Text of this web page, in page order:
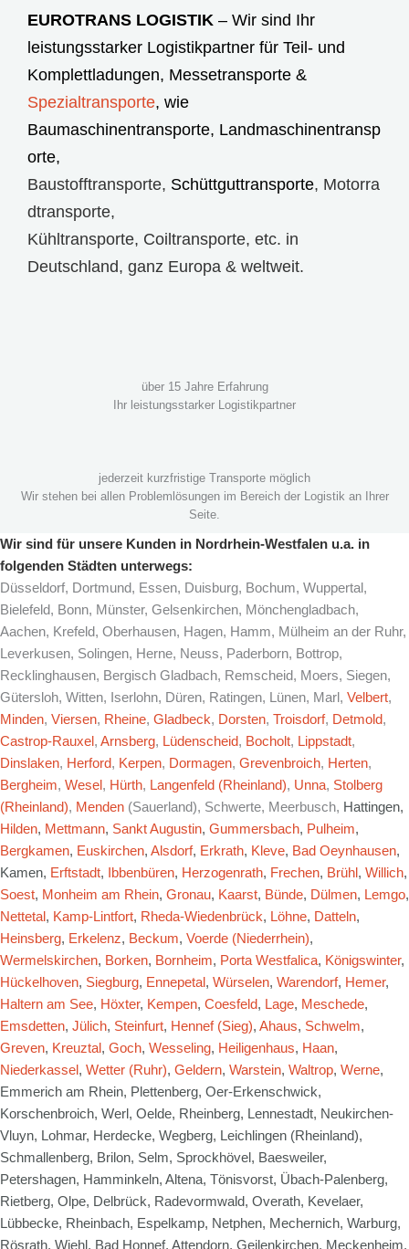
EUROTRANS LOGISTIK – Wir sind Ihr
leistungsstarker Logistikpartner für Teil- und
Komplettladungen, Messetransporte &
Spezialtransporte, wie
Baumaschinentransporte, Landmaschinentransp
orte,
Baustofftransporte, Schüttguttransporte, Motorra
dtransporte,
Kühltransporte, Coiltransporte, etc. in
Deutschland, ganz Europa & weltweit.
über 15 Jahre Erfahrung
Ihr leistungsstarker Logistikpartner
jederzeit kurzfristige Transporte möglich
Wir stehen bei allen Problemlösungen im Bereich der Logistik an Ihrer
Seite.
Wir sind für unsere Kunden in Nordrhein-Westfalen u.a. in
folgenden Städten unterwegs:
Düsseldorf, Dortmund, Essen, Duisburg, Bochum, Wuppertal,
Bielefeld, Bonn, Münster, Gelsenkirchen, Mönchengladbach,
Aachen, Krefeld, Oberhausen, Hagen, Hamm, Mülheim an der Ruhr,
Leverkusen, Solingen, Herne, Neuss, Paderborn, Bottrop,
Recklinghausen, Bergisch Gladbach, Remscheid, Moers, Siegen,
Gütersloh, Witten, Iserlohn, Düren, Ratingen, Lünen, Marl, Velbert,
Minden, Viersen, Rheine, Gladbeck, Dorsten, Troisdorf, Detmold,
Castrop-Rauxel , Arnsberg, Lüdenscheid, Bocholt, Lippstadt,
Dinslaken, Herford, Kerpen, Dormagen, Grevenbroich, Herten,
Bergheim, Wesel , Hürth, Langenfeld (Rheinland), Unna, Stolberg
(Rheinland), Menden (Sauerland), Schwerte, Meerbusch, Hattingen,
Hilden, Mettmann, Sankt Augustin, Gummersbach, Pulheim,
Bergkamen, Euskirchen, Alsdorf, Erkrath, Kleve, Bad Oeynhausen,
Kamen, Erftstadt, Ibbenbüren, Herzogenrath, Frechen, Brühl , Willich,
Soest, Monheim am Rhein, Gronau, Kaarst, Bünde, Dülmen, Lemgo,
Nettetal , Kamp-Lintfort, Rheda-Wiedenbrück, Löhne, Datteln,
Heinsberg, Erkelenz, Beckum, Voerde (Niederrhein),
Wermelskirchen, Borken, Bornheim, Porta Westfalica, Königswinter,
Hückelhoven, Siegburg, Ennepetal , Würselen, Warendorf, Hemer,
Haltern am See, Höxter, Kempen, Coesfeld, Lage, Meschede,
Emsdetten, Jülich, Steinfurt, Hennef (Sieg), Ahaus, Schwelm,
Greven, Kreuztal , Goch, Wesseling, Heiligenhaus, Haan,
Niederkassel , Wetter (Ruhr), Geldern, Warstein, Waltrop, Werne,
Emmerich am Rhein, Plettenberg, Oer-Erkenschwick,
Korschenbroich, Werl, Oelde, Rheinberg, Lennestadt, Neukirchen-
Vluyn, Lohmar, Herdecke, Wegberg, Leichlingen (Rheinland),
Schmallenberg, Brilon, Selm, Sprockhövel, Baesweiler,
Petershagen, Hamminkeln, Altena, Tönisvorst, Übach-Palenberg,
Rietberg, Olpe, Delbrück, Radevormwald, Overath, Kevelaer,
Lübbecke, Rheinbach, Espelkamp, Netphen, Mechernich, Warburg,
Rösrath, Wiehl, Bad Honnef, Attendorn, Geilenkirchen, Meckenheim,